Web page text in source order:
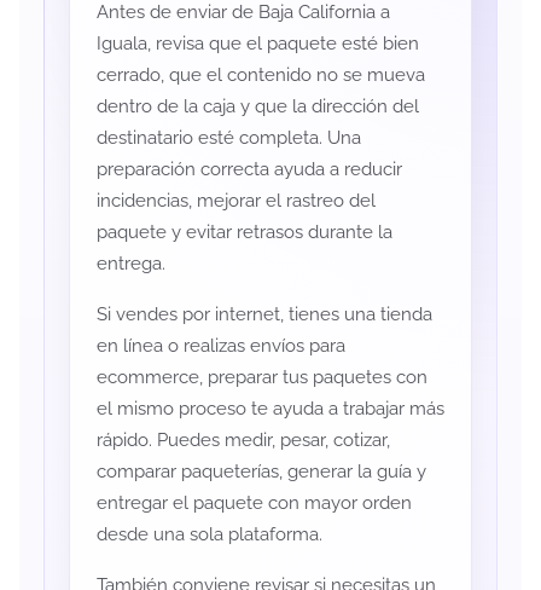
Antes de enviar de Baja California a
Iguala, revisa que el paquete esté bien
cerrado, que el contenido no se mueva
dentro de la caja y que la dirección del
destinatario esté completa. Una
preparación correcta ayuda a reducir
incidencias, mejorar el rastreo del
paquete y evitar retrasos durante la
entrega.
Si vendes por internet, tienes una tienda
en línea o realizas envíos para
ecommerce, preparar tus paquetes con
el mismo proceso te ayuda a trabajar más
rápido. Puedes medir, pesar, cotizar,
comparar paqueterías, generar la guía y
entregar el paquete con mayor orden
desde una sola plataforma.